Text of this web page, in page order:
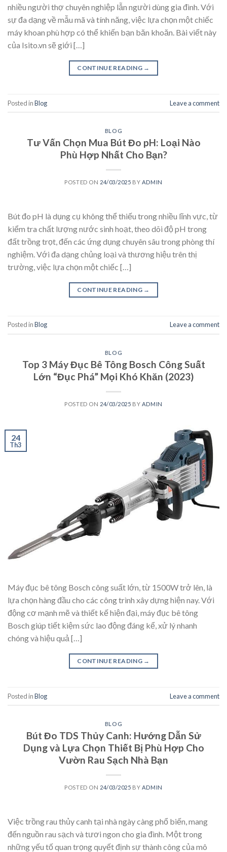
nhiều người thợ chuyên nghiệp lẫn người dùng gia đình. Với
sự đa dạng về mẫu mã và tính năng, việc lựa chọn một chiếc
máy khoan phù hợp có thể khiến bạn băn khoăn. Bài viết này
của Isito.vn sẽ giới […]
CONTINUE READING →
Posted inBlog Leave a comment
BLOG
Tư Vấn Chọn Mua Bút Đo pH: Loại Nào
Phù Hợp Nhất Cho Bạn?
POSTED ON 24/03/2025 BY ADMIN
Bút đo pH là dụng cụ không thể thiếu trong nhiều lĩnh vực, từ
kiểm tra chất lượng nước sinh hoạt, theo dõi độ pH trong
đất trồng trọt, đến các ứng dụng chuyên sâu trong phòng thí
nghiệm. Với đa dạng chủng loại và thương hiệu trên thị
trường, việc lựa chọn một chiếc […]
CONTINUE READING →
Posted inBlog Leave a comment
BLOG
Top 3 Máy Đục Bê Tông Bosch Công Suất
Lớn “Đục Phá” Mọi Khó Khăn (2023)
POSTED ON 24/03/2025 BY ADMIN
24
Th3
Máy đục bê tông Bosch công suất lớn, từ 1500W trở lên, là
lựa chọn hàng đầu cho các công trình xây dựng hiện nay. Với
động cơ mạnh mẽ và thiết kế hiện đại, máy đục bê tông
Bosch giúp tiết kiệm sức lao động đáng kể, xử lý nhanh
chóng và hiệu quả […]
CONTINUE READING →
Posted inBlog Leave a comment
BLOG
Bút Đo TDS Thủy Canh: Hướng Dẫn Sử
Dụng và Lựa Chọn Thiết Bị Phù Hợp Cho
Vườn Rau Sạch Nhà Bạn
POSTED ON 24/03/2025 BY ADMIN
Việc trồng rau thủy canh tại nhà ngày càng phổ biến, mang
đến nguồn rau sạch và tươi ngon cho gia đình. Một trong
những yếu tố quan trọng quyết định sự thành công của mô